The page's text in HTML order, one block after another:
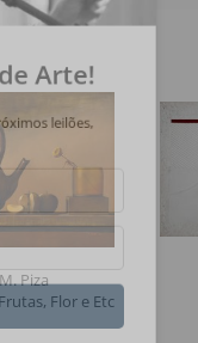
M. Piza
Flor e Etc
Arte!
leilões,